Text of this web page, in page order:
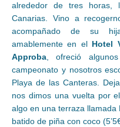
alrededor de tres horas,
Canarias. Vino a
acompañado de su
amablemente en el Hotel
Approba, ofreció
campeonato y nosotros
Playa de las Canteras.
nos dimos una vuelta por
algo en una terraza
batido de piña con coco